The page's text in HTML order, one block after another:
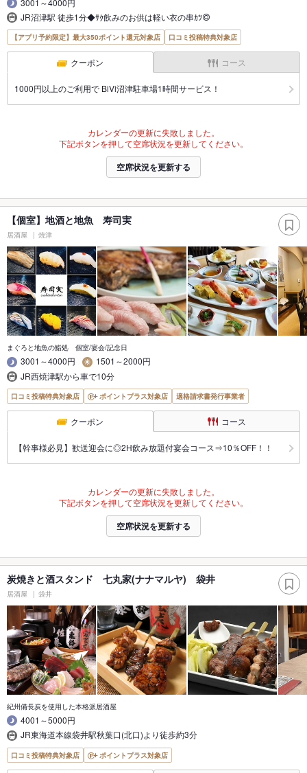
JR沼津駅 徒歩1分◆ｻｸ飲みのお供は軽い衣の串ｶﾂ◎
【アプリ予約限定】最大350ポイント還元対象店 口コミ投稿特典対象店
クーポン コース
1000円以上のご利用で BiVi沼津駐車場1時間サービス！
カレンダーの更新に失敗しました。
下記ボタンを押して空席状況を更新してください。
空席状況を更新する
【個室】地酒と地魚 寿司実
居酒屋 焼津
まぐろと地魚の鮨処 個室/宴会/記念日
3001～4000円
1501～2000円
JR西焼津駅から車で10分
口コミ投稿特典対象店 ポイントプラス対象店 適格請求書発行事業者
クーポン コース
【幹事様必見】歓送迎会に◎2H飲み放題付宴会コース⇒10％OFF！！
カレンダーの更新に失敗しました。
下記ボタンを押して空席状況を更新してください。
空席状況を更新する
炭焼きと酒スタンド 七丸家(ナナマルヤ) 袋井
居酒屋 袋井
紀州備長炭を使用した本格派居酒屋
4001～5000円
JR東海道本線袋井駅秋葉口(北口)より徒歩約3分
口コミ投稿特典対象店 ポイントプラス対象店